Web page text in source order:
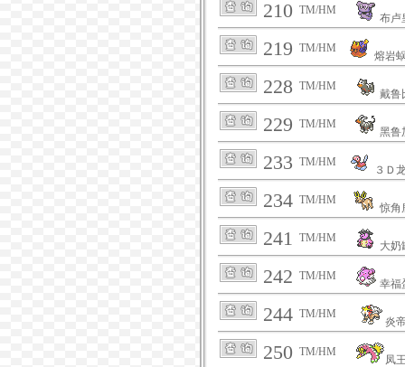
210 TM/HM
布卢
219 TM/HM
熔岩
228 TM/HM
戴鲁
229 TM/HM
黑鲁
233 TM/HM
３Ｄ
234 TM/HM
惊角
241 TM/HM
大奶
242 TM/HM
幸福
244 TM/HM
炎
250 TM/HM
凤